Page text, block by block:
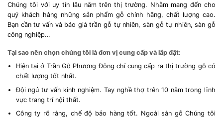
Chúng tôi với uy tín lâu năm trên thị trường. Nhằm mang đến cho
quý khách hàng những sản phẩm gỗ chính hãng, chất lượng cao.
Bạn cần tư vấn và báo giá trần gỗ tự nhiên, sàn gỗ tự nhiên, sàn gỗ
công nghiệp…
Tại sao nên chọn chúng tôi là đơn vị cung cấp và lắp đặt:
Hiện tại ở Trần Gỗ Phương Đông chỉ cung cấp ra thị trường gỗ có
chất lượng tốt nhất.
Đội ngủ tư vấn kinh nghiệm. Tay nghề thợ trên 10 năm trong lĩnh
vực trang trí nội thất.
Công ty rõ ràng, chế độ bảo hàng tốt. Ngoài sàn gỗ Chúng tôi